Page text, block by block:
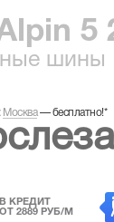
5
шины
Москва—бесплатно!*
В КРЕДИТ
ОТ 2889 РУБ/М